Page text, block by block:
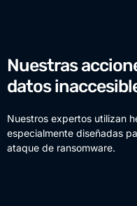
Nuestras
datos
Nuestros expertos utilizan
especialmente diseñadas
ataque de ransomware.